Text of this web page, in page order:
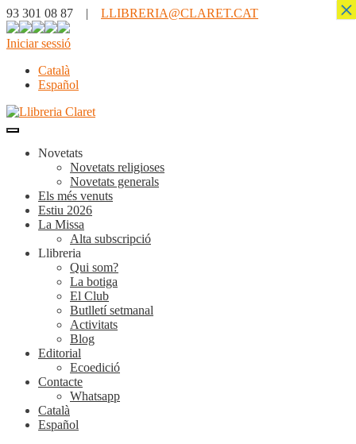
93 301 08 87 | LLIBRERIA@CLARET.CAT
Iniciar sessió
Català
Español
Novetats
Novetats religioses
Novetats generals
Els més venuts
Estiu 2026
La Missa
Alta subscripció
Llibreria
Qui som?
La botiga
El Club
Butlletí setmanal
Activitats
Blog
Editorial
Ecoedició
Contacte
Whatsapp
Català
Español
×